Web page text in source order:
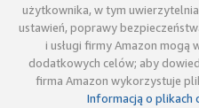
użytkownika, w tym
ustawień, poprawy
i usługi firmy Amazon
dodatkowych celów; aby
firma Amazon wykorzystuje
Informacją o plikach